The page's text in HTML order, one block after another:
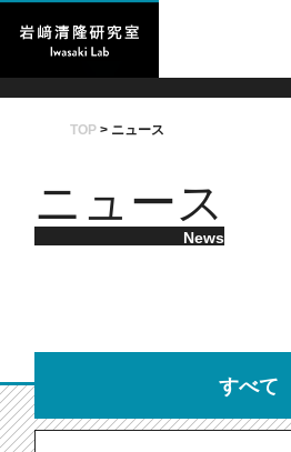
TOP> ニュース
ニュース
News
すべて